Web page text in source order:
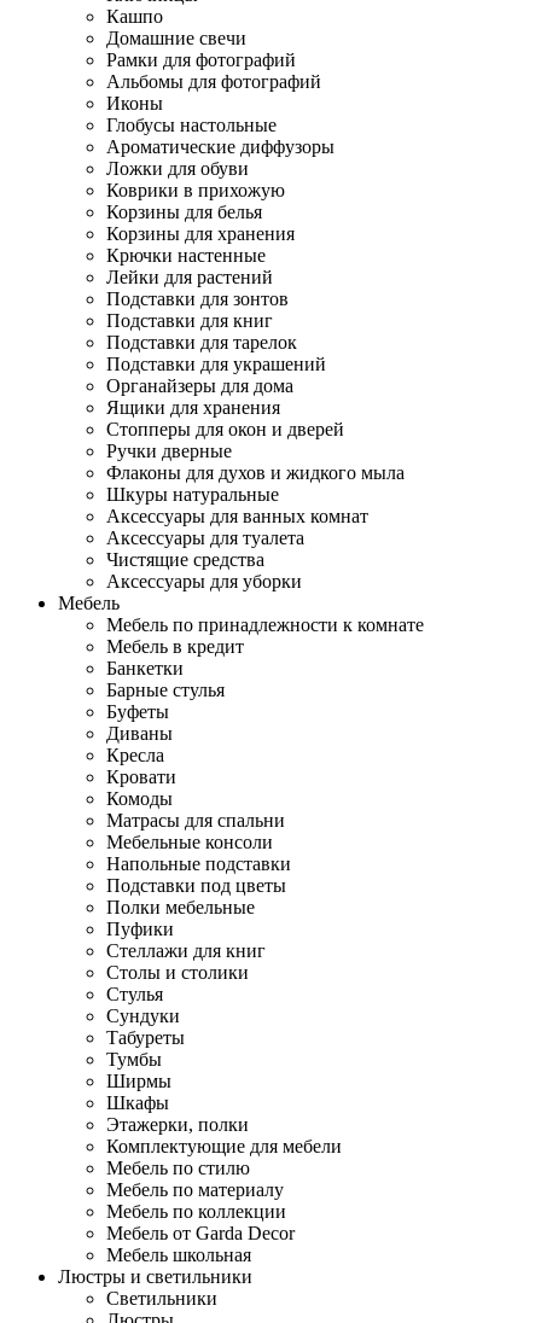
Кашпо
Домашние свечи
Рамки для фотографий
Альбомы для фотографий
Иконы
Глобусы настольные
Ароматические диффузоры
Ложки для обуви
Коврики в прихожую
Корзины для белья
Корзины для хранения
Крючки настенные
Лейки для растений
Подставки для зонтов
Подставки для книг
Подставки для тарелок
Подставки для украшений
Органайзеры для дома
Ящики для хранения
Стопперы для окон и дверей
Ручки дверные
Флаконы для духов и жидкого мыла
Шкуры натуральные
Аксессуары для ванных комнат
Аксессуары для туалета
Чистящие средства
Аксессуары для уборки
Мебель
Мебель по принадлежности к комнате
Мебель в кредит
Банкетки
Барные стулья
Буфеты
Диваны
Кресла
Кровати
Комоды
Матрасы для спальни
Мебельные консоли
Напольные подставки
Подставки под цветы
Полки мебельные
Пуфики
Стеллажи для книг
Столы и столики
Стулья
Сундуки
Табуреты
Тумбы
Ширмы
Шкафы
Этажерки, полки
Комплектующие для мебели
Мебель по стилю
Мебель по материалу
Мебель по коллекции
Мебель от Garda Decor
Мебель школьная
Люстры и светильники
Светильники